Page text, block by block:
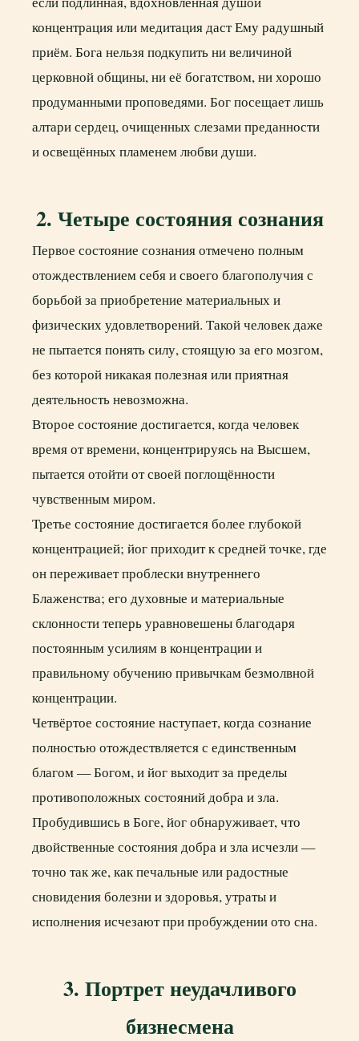
концентрация или медитация даст Ему радушный
приём. Бога нельзя подкупить ни величиной
церковной общины, ни её богатством, ни хорошо
продуманными проповедями. Бог посещает лишь
алтари сердец, очищенных слезами преданности
и освещённых пламенем любви души.
2. Четыре состояния сознания
Первое состояние сознания отмечено полным
отождествлением себя и своего благополучия с
борьбой за приобретение материальных и
физических удовлетворений. Такой человек даже
не пытается понять силу, стоящую за его мозгом,
без которой никакая полезная или приятная
деятельность невозможна.
Второе состояние достигается, когда человек
время от времени, концентрируясь на Высшем,
пытается отойти от своей поглощённости
чувственным миром.
Третье состояние достигается более глубокой
концентрацией; йог приходит к средней точке, где
он переживает проблески внутреннего
Блаженства; его духовные и материальные
склонности теперь уравновешены благодаря
постоянным усилиям в концентрации и
правильному обучению привычкам безмолвной
концентрации.
Четвёртое состояние наступает, когда сознание
полностью отождествляется с единственным
благом — Богом, и йог выходит за пределы
противоположных состояний добра и зла.
Пробудившись в Боге, йог обнаруживает, что
двойственные состояния добра и зла исчезли —
точно так же, как печальные или радостные
сновидения болезни и здоровья, утраты и
исполнения исчезают при пробуждении ото сна.
3. Портрет неудачливого
бизнесмена